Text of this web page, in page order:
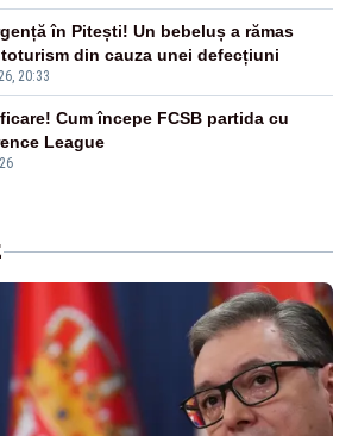
20:33
în Pitești! Un bebeluș a rămas
din cauza unei defecțiuni
Cum începe FCSB partida cu
League